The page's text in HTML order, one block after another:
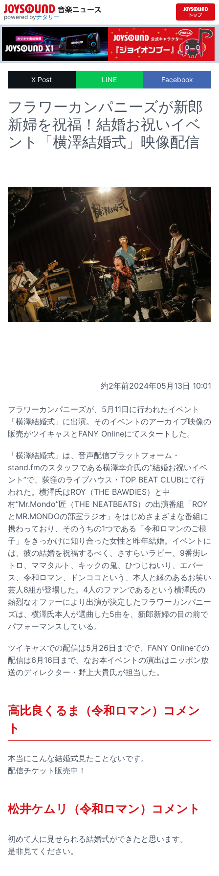
powered byナタリー
X Post LINE Facebook
フラワーカンパニーズが新郎
新婦を祝福！結婚お祝いイベ
ント「横澤結婚式」映像配信
約2年前2024年05月13日 10:01
フラワーカンパニーズが、5月11日に行われたイベント
「横澤結婚式」に出演。そのイベントのアーカイブ映像の
販売がツイキャスとFANY Onlineにてスタートした。
「横澤結婚式」は、音声配信プラットフォーム・
stand.fmのスタッフである横澤幸介氏の“結婚お祝いイベ
ント”で、荻窪のライブハウス・TOP BEAT CLUBにて行
われた。横澤氏はROY（THE BAWDIES）と中
村“Mr.Mondo”匠（THE NEATBEATS）の出演番組「ROY
とMR.MONDOの部室ラジオ」をはじめさまざまな番組に
携わっており、そのうちの1つである「令和ロマンのご様
子」をきっかけに知り合った女性と昨年結婚。イベントに
は、彼の結婚を祝福するべく、さすらいラビー、9番街レ
トロ、ママタルト、キックの鬼、ひつじねいり、エバー
ス、令和ロマン、ドンココという、本人と縁のあるお笑い
芸人8組が登場した。4人のファンであるという横澤氏の
熱烈なオファーにより出演が決定したフラワーカンパニー
ズは、横澤氏本人が選曲した5曲を、新郎新婦の目の前で
パフォーマンスしている。
ツイキャスでの配信は5月26日までで、FANY Onlineでの
配信は6月16日まで。なお本イベントの演出はニッポン放
送のディレクター・野上大貴氏が担当した。
高比良くるま（令和ロマン）コメン
ト
本当にこんな結婚式見たことないです。
配信チケット販売中！
松井ケムリ（令和ロマン）コメント
初めて人に見せられる結婚式ができたと思います。
是非見てください。